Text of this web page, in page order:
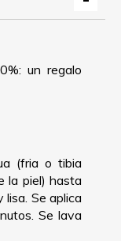
un regalo
(fria o tibia
la piel) hasta
lisa. Se aplica
Se lava